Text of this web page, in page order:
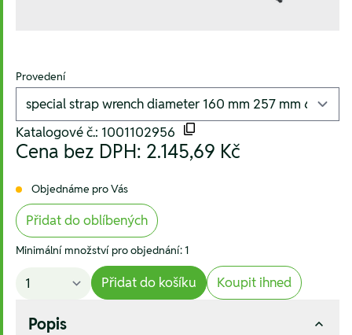
Provedení
Katalogové č.: 1001102956
Cena bez DPH: 2.145,69 Kč
Objednáme pro Vás
Přidat do oblíbených
Minimální množství pro objednání: 1
Přidat do košíku Koupit ihned
Popis